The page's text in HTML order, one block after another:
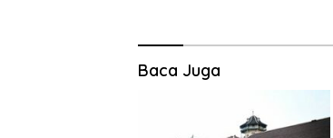
Baca Juga